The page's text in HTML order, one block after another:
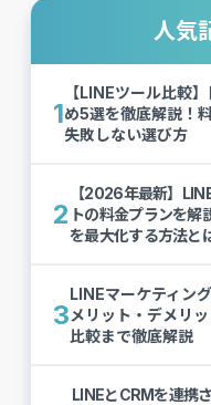
人気
1
【LINEツール比較
め5選を徹底解説！
失敗しない選び方
2
【2026年最新】
トの料金プランを解
を最大化する方法と
3
LINEマーケティン
メリット・デメリ
比較まで徹底解説
LINEとCRMを連携